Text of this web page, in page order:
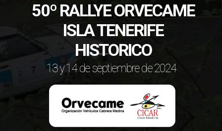
50º RALLYE ORVECAME
ISLA TENERIFE
HISTORICO
Patrocinador oficial
13 y 14 de septiembre de 2024